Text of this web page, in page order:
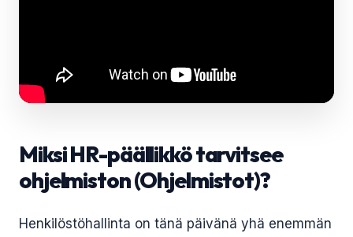
Miksi HR-päällikkö tarvitsee
ohjelmiston (Ohjelmistot)?
Henkilöstöhallinta on tänä päivänä yhä enemmän